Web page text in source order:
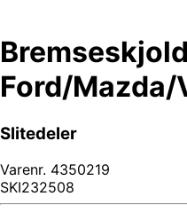
Bremseskjold
Ford/Mazda/
Slitedeler
Varenr. 4350219
SKI232508